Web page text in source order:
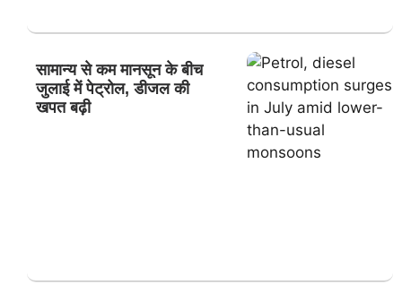
सामान्य से कम मानसून के बीच
जुलाई में पेट्रोल, डीजल की
खपत बढ़ी